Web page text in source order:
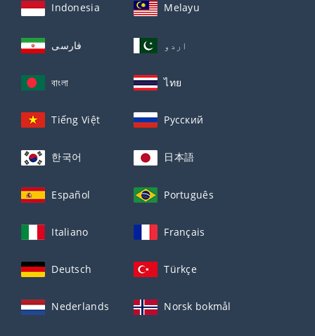
Indonesia Melayu
فارسی اردو
বাংলা ไทย
Tiếng Việt Русский
한국어 日本語
Español Português
Italiano Français
Deutsch Türkçe
Nederlands Norsk bokmål